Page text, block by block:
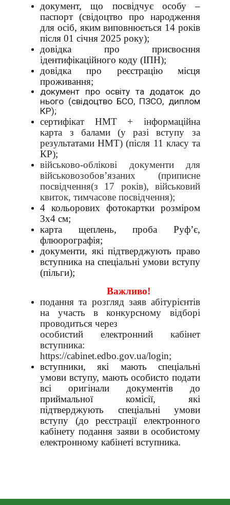
документ, що посвідчує особу –
паспорт (свідоцтво про народження
для осіб, яким виповнюється 14 років
після 01 січня 2025 року);
довідка про присвоєння
ідентифікаційного коду (ІПН);
довідка про реєстрацію місця
проживання;
документ про освіту та додаток до
нього (свідоцтво БСО, ПЗСО, диплом
КР);
сертифікат НМТ + інформаційна
карта з балами (у разі вступу за
результатами НМТ) (після 11 класу та
КР);
військово-облікові документи для
військовозобов’язаних (приписне
посвідчення(з 17 років), військовий
квиток, тимчасове посвідчення);
4 кольорових фотокартки розміром
3х4 см;
карта щеплень, проба Руф’є,
флюорографія;
документи, які підтверджують право
вступника на спеціальні умови вступу
(пільги);
Важливо!
подання та розгляд заяв абітурієнтів
на участь в конкурсному відборі
проводиться через
особистий електронний кабінет
вступника:
https://cabinet.edbo.gov.ua/login;
вступники, які мають спеціальні
умови вступу, мають особисто подати
всі оригінали документів до
приймальної комісії, які
підтверджують спеціальні умови
вступу (до реєстрації електронного
кабінету подання заяви в особистому
електронному кабінеті вступника.